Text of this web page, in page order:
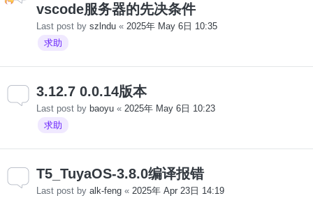
vscode服务器的先决条件
Last post by szlndu « 2025年 May 6日 10:35
求助
3.12.7 0.0.14版本
Last post by baoyu « 2025年 May 6日 10:23
求助
T5_TuyaOS-3.8.0编译报错
Last post by alk-feng « 2025年 Apr 23日 14:19